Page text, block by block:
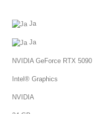
Ja
Ja
NVIDIA GeForce RTX 5090
Intel® Graphics
NVIDIA